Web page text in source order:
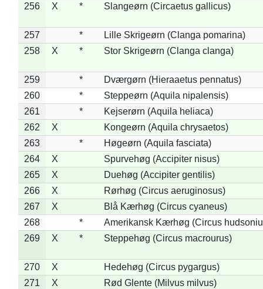
256
X * Slangeørn (Circaetus gallicus)
257 *
Lille Skrigeørn (Clanga pomarina)
258
X * Stor Skrigeørn (Clanga clanga)
259 *
Dværgørn (Hieraaetus pennatus)
260
*
Steppeørn (Aquila nipalensis)
261
*
Kejserørn (Aquila heliaca)
262
X
Kongeørn (Aquila chrysaetos)
263
*
Høgeørn (Aquila fasciata)
264
X
Spurvehøg (Accipiter nisus)
265
X
Duehøg (Accipiter gentilis)
266
X
Rørhøg (Circus aeruginosus)
267
X
Blå Kærhøg (Circus cyaneus)
268
*
Amerikansk Kærhøg (Circus
269
X * Steppehøg (Circus macrourus)
270 X
Hedehøg (Circus pygargus)
271
X
Rød Glente (Milvus milvus)